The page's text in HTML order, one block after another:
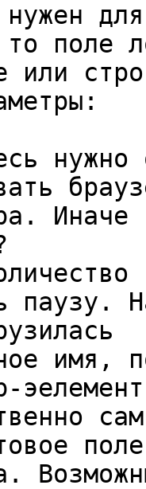
поле
или
нужно
паузу.
имя,